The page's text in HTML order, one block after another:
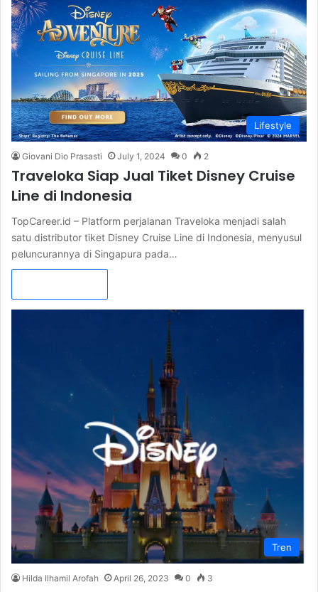
Lifestyle
Giovani Dio Prasasti July 1, 2024 0 2
Traveloka Siap Jual Tiket Disney Cruise
Line di Indonesia
TopCareer.id – Platform perjalanan Traveloka menjadi salah
satu distributor tiket Disney Cruise Line di Indonesia, menyusul
peluncurannya di Singapura pada…
Tren
Hilda Ilhamil Arofah April 26, 2023 0 3